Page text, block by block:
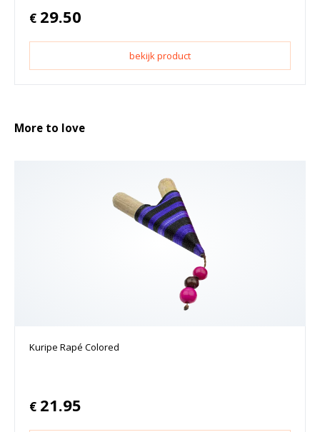
€ 29.50
bekijk product
More to love
Kuripe Rapé Colored
€ 21.95